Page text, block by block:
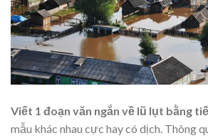
Viết 1 đoạn văn ngắn về lũ lụt bằng
mẫu khác nhau cực hay có dịch. Thông